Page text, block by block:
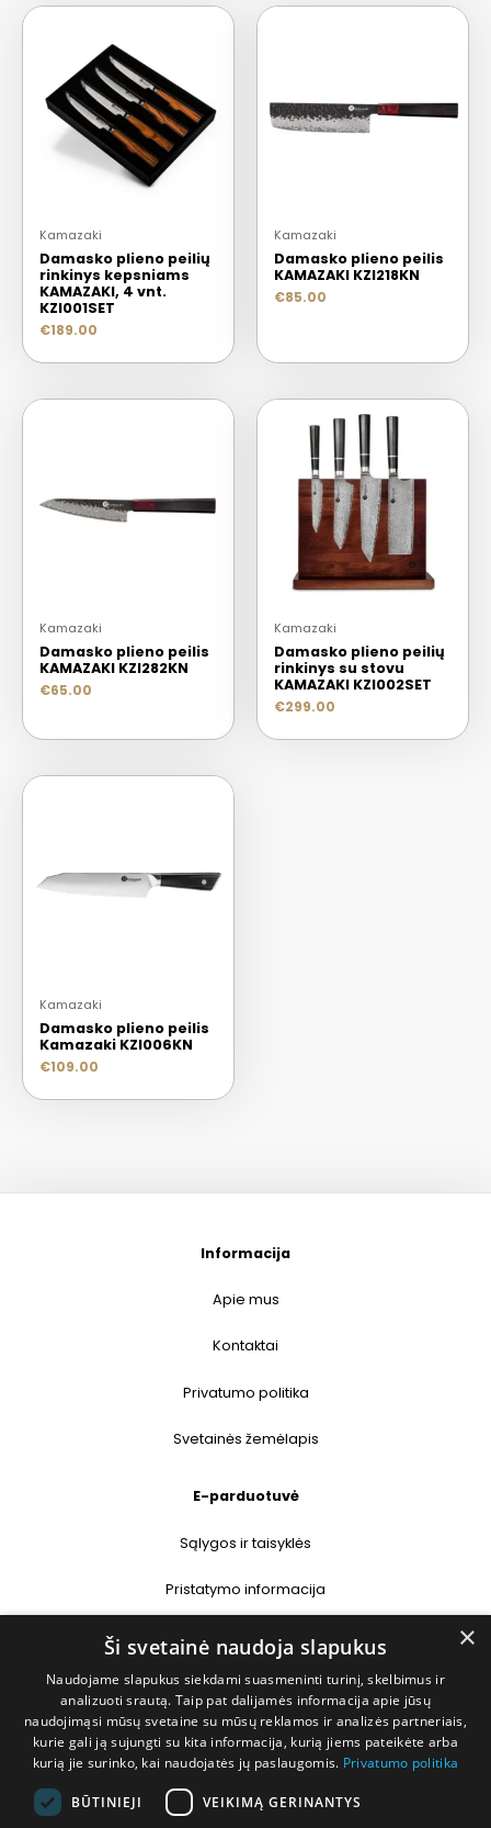
Kamazaki
Damasko plieno peilių
rinkinys kepsniams
KAMAZAKI, 4 vnt.
KZI001SET
€189.00
Kamazaki
Damasko plieno peilis
KAMAZAKI KZI218KN
€85.00
Kamazaki
Damasko plieno peilis
KAMAZAKI KZI282KN
€65.00
Kamazaki
Damasko plieno peilių
rinkinys su stovu
KAMAZAKI KZI002SET
€299.00
Kamazaki
Damasko plieno peilis
Kamazaki KZI006KN
€109.00
Informacija
Apie mus
Kontaktai
Privatumo politika
Svetainės žemėlapis
E-parduotuvė
Sąlygos ir taisyklės
Pristatymo informacija
Prekių grąžinimas
Kontaktai
+370 677 31358
×
Ši svetainė naudoja slapukus
Naudojame slapukus siekdami suasmeninti turinį, skelbimus ir
analizuoti srautą. Taip pat dalijamės informacija apie jūsų
naudojimąsi mūsų svetaine su mūsų reklamos ir analizės partneriais,
kurie gali ją sujungti su kita informacija, kurią jiems pateikėte arba
kurią jie surinko, kai naudojatės jų paslaugomis. Privatumo politika
BŪTINIEJI VEIKIMĄ GERINANTYS